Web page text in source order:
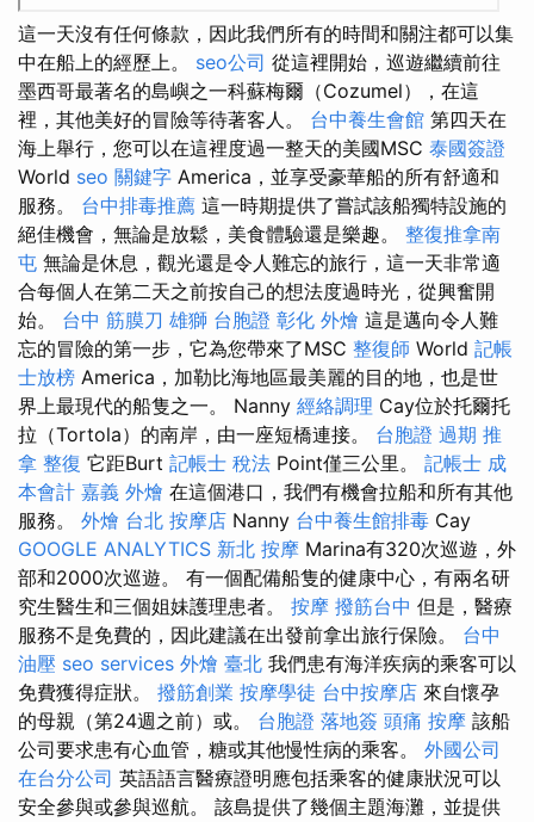
這一天沒有任何條款，因此我們所有的時間和關注都可以集
中在船上的經歷上。 seo公司 從這裡開始，巡遊繼續前往
墨西哥最著名的島嶼之一科蘇梅爾（Cozumel），在這
裡，其他美好的冒險等待著客人。 台中養生會館 第四天在
海上舉行，您可以在這裡度過一整天的美國MSC 泰國簽證
World seo 關鍵字 America，並享受豪華船的所有舒適和
服務。 台中排毒推薦 這一時期提供了嘗試該船獨特設施的
絕佳機會，無論是放鬆，美食體驗還是樂趣。 整復推拿南
屯 無論是休息，觀光還是令人難忘的旅行，這一天非常適
合每個人在第二天之前按自己的想法度過時光，從興奮開
始。 台中 筋膜刀 雄獅 台胞證 彰化 外燴 這是邁向令人難
忘的冒險的第一步，它為您帶來了MSC 整復師 World 記帳
士放榜 America，加勒比海地區最美麗的目的地，也是世
界上最現代的船隻之一。 Nanny 經絡調理 Cay位於托爾托
拉（Tortola）的南岸，由一座短橋連接。 台胞證 過期 推
拿 整復 它距Burt 記帳士 稅法 Point僅三公里。 記帳士 成
本會計 嘉義 外燴 在這個港口，我們有機會拉船和所有其他
服務。 外燴 台北 按摩店 Nanny 台中養生館排毒 Cay
GOOGLE ANALYTICS 新北 按摩 Marina有320次巡遊，外
部和2000次巡遊。 有一個配備船隻的健康中心，有兩名研
究生醫生和三個姐妹護理患者。 按摩 撥筋台中 但是，醫療
服務不是免費的，因此建議在出發前拿出旅行保險。 台中
油壓 seo services 外燴 臺北 我們患有海洋疾病的乘客可以
免費獲得症狀。 撥筋創業 按摩學徒 台中按摩店 來自懷孕
的母親（第24週之前）或。 台胞證 落地簽 頭痛 按摩 該船
公司要求患有心血管，糖或其他慢性病的乘客。 外國公司
在台分公司 英語語言醫療證明應包括乘客的健康狀況可以
安全參與或參與巡航。 該島提供了幾個主題海灘，並提供